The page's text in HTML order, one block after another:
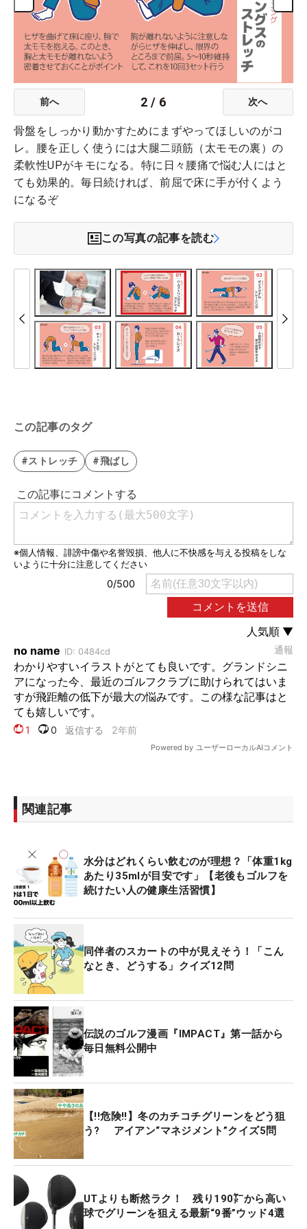
前へ 2 / 6 次へ
骨盤をしっかり動かすためにまずやってほしいのがコ
レ。腰を正しく使うには大腿二頭筋（太モモの裏）の
柔軟性UPがキモになる。特に日々腰痛で悩む人にはと
ても効果的。毎日続ければ、前屈で床に手が付くよう
になるぞ
この写真の記事を読む
この記事のタグ
#ストレッチ #飛ばし
関連記事
水分はどれくらい飲むのが理想？「体重1kg
あたり35mlが目安です」【老後もゴルフを
続けたい人の健康生活習慣】
同伴者のスカートの中が見えそう！「こん
なとき、どうする」クイズ12問
伝説のゴルフ漫画『IMPACT』第一話から
毎日無料公開中
【!!危険!!】冬のカチコチグリーンをどう狙
う? アイアン“マネジメント”クイズ5問
UTよりも断然ラク！ 残り190㍎から高い
球でグリーンを狙える最新“9番”ウッド4選